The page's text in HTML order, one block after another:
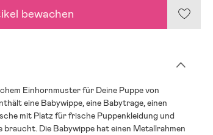
bewachen
Einhornmuster für Deine Puppe von
eine Babywippe, eine Babytrage, einen
mit Platz für frische Puppenkleidung und
braucht. Die Babywippe hat einen Metallrahmen